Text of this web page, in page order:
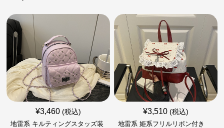
¥3,460 (税込)
地雷系 キルティングスタッズ装
¥3,510 (税込)
地雷系 姫系フリルリボン付き